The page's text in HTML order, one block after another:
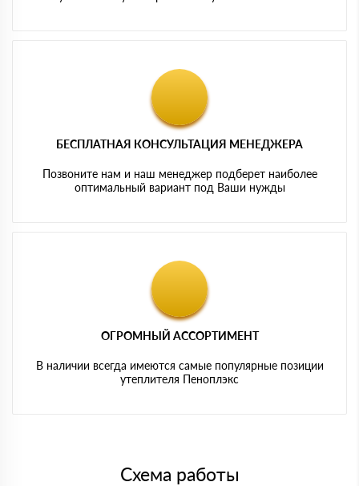
БЕСПЛАТНАЯ КОНСУЛЬТАЦИЯ МЕНЕДЖЕРА
Позвоните нам и наш менеджер подберет наиболее
оптимальный вариант под Ваши нужды
ОГРОМНЫЙ АССОРТИМЕНТ
В наличии всегда имеются самые популярные позиции
утеплителя Пеноплэкс
Схема работы